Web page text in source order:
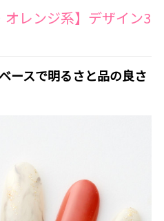
オレンジ系】デザイン3
ースで明るさと品の良さ